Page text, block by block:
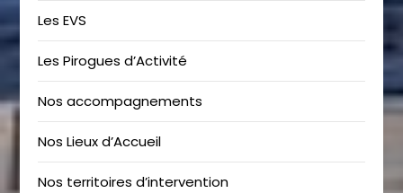
Les EVS
Les Pirogues d’Activité
Nos accompagnements
Nos Lieux d’Accueil
Nos territoires d’intervention